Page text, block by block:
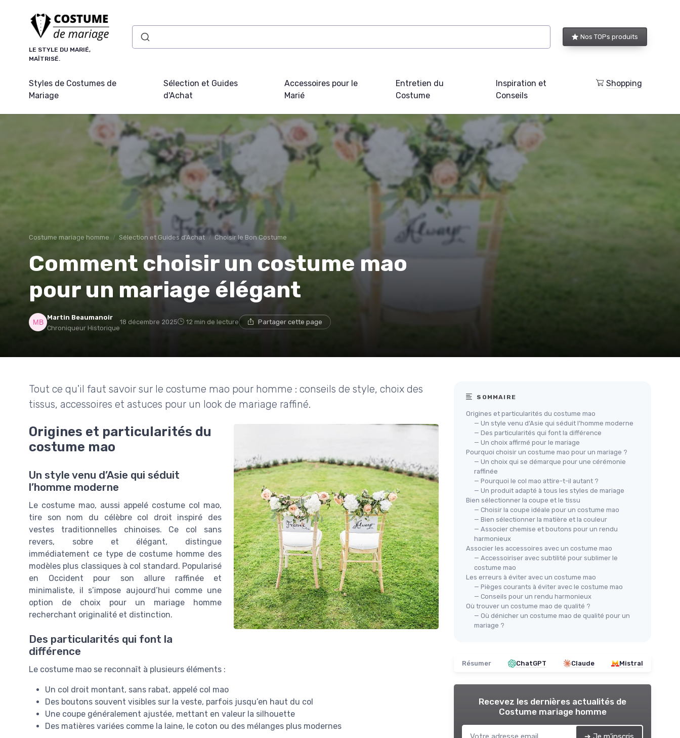
LE STYLE DU MARIÉ,
MAÎTRISÉ.
Nos TOPs produits
Styles de Costumes de
Mariage
Sélection et Guides
d'Achat
Accessoires pour le
Marié
Entretien du
Costume
Inspiration et
Conseils
Shopping
Costume mariage homme Sélection et Guides d'Achat Choisir le Bon Costume
Comment choisir un costume mao
pour un mariage élégant
Martin Beaumanoir
Chroniqueur Historique
18 décembre 2025 12 min de lecture Partager cette page
Tout ce qu'il faut savoir sur le costume mao pour homme : conseils de style, choix des
tissus, accessoires et astuces pour un look de mariage raffiné.
Origines et particularités du
costume mao
Un style venu d’Asie qui séduit
l’homme moderne
Le costume mao, aussi appelé costume col mao,
tire son nom du célèbre col droit inspiré des
vestes traditionnelles chinoises. Ce col sans
revers, sobre et élégant, distingue
immédiatement ce type de costume homme des
modèles plus classiques à col standard. Popularisé
en Occident pour son allure raffinée et
minimaliste, il s’impose aujourd’hui comme une
option de choix pour un mariage homme
recherchant originalité et distinction.
Des particularités qui font la
différence
Le costume mao se reconnaît à plusieurs éléments :
Un col droit montant, sans rabat, appelé col mao
Des boutons souvent visibles sur la veste, parfois jusqu’en haut du col
Une coupe généralement ajustée, mettant en valeur la silhouette
Des matières variées comme la laine, le coton ou des mélanges plus modernes
SOMMAIRE
Origines et particularités du costume mao
— Un style venu d’Asie qui séduit l’homme moderne
— Des particularités qui font la différence
— Un choix affirmé pour le mariage
Pourquoi choisir un costume mao pour un mariage ?
— Un choix qui se démarque pour une cérémonie
raffinée
— Pourquoi le col mao attire-t-il autant ?
— Un produit adapté à tous les styles de mariage
Bien sélectionner la coupe et le tissu
— Choisir la coupe idéale pour un costume mao
— Bien sélectionner la matière et la couleur
— Associer chemise et boutons pour un rendu
harmonieux
Associer les accessoires avec un costume mao
— Accessoiriser avec subtilité pour sublimer le
costume mao
Les erreurs à éviter avec un costume mao
— Pièges courants à éviter avec le costume mao
— Conseils pour un rendu harmonieux
Où trouver un costume mao de qualité ?
— Où dénicher un costume mao de qualité pour un
mariage ?
Résumer ChatGPT Claude Mistral
Recevez les dernières actualités de
Costume mariage homme